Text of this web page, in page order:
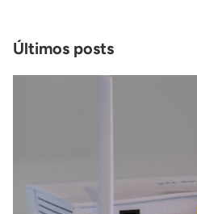
Últimos posts